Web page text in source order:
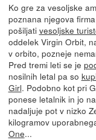
Ko gre za vesoljske
poznana njegova firma
pošiljati vesoljske
oddelek Virgin Orbit,
v orbito, pozneje
Pred tremi leti se je
nosilnih letal pa so
Girl. Podobno kot pri
ponese letalnik in jo
nadaljuje pot v nizko
kilogramov
One...